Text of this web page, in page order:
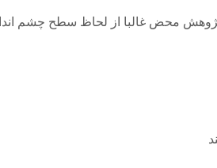
محض غالبا از لحاظ سطح چشم